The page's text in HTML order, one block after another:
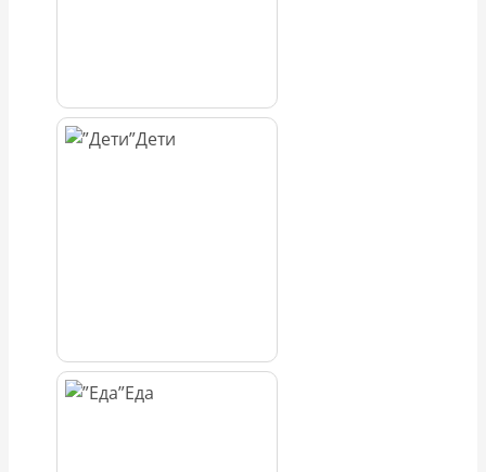
Дети
Еда